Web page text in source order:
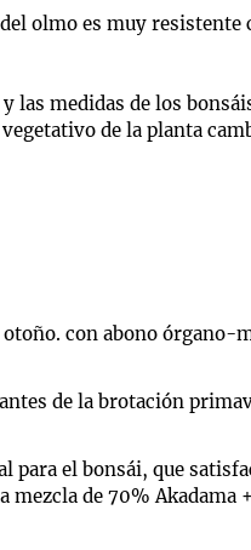
olmo es muy
las medidas de los
de la planta
otoño. con abono
de la brotación
para el bonsái, que
mezcla de 70%